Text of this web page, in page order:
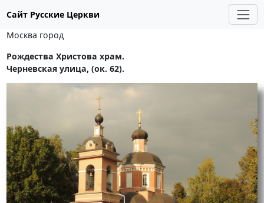
Сайт Русские Церкви
Москва город
Рождества Христова храм.
Черневская улица, (ок. 62).